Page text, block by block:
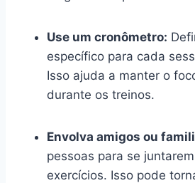
Use um cronômetro:
específico para cada
Isso ajuda a manter o
durante os treinos.
Envolva amigos ou
pessoas para se
exercícios. Isso pode